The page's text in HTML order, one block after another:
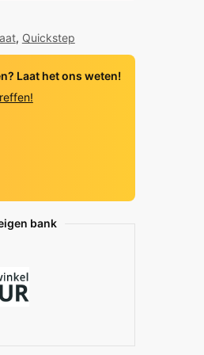
, Quickstep
Laat het ons weten!
bank